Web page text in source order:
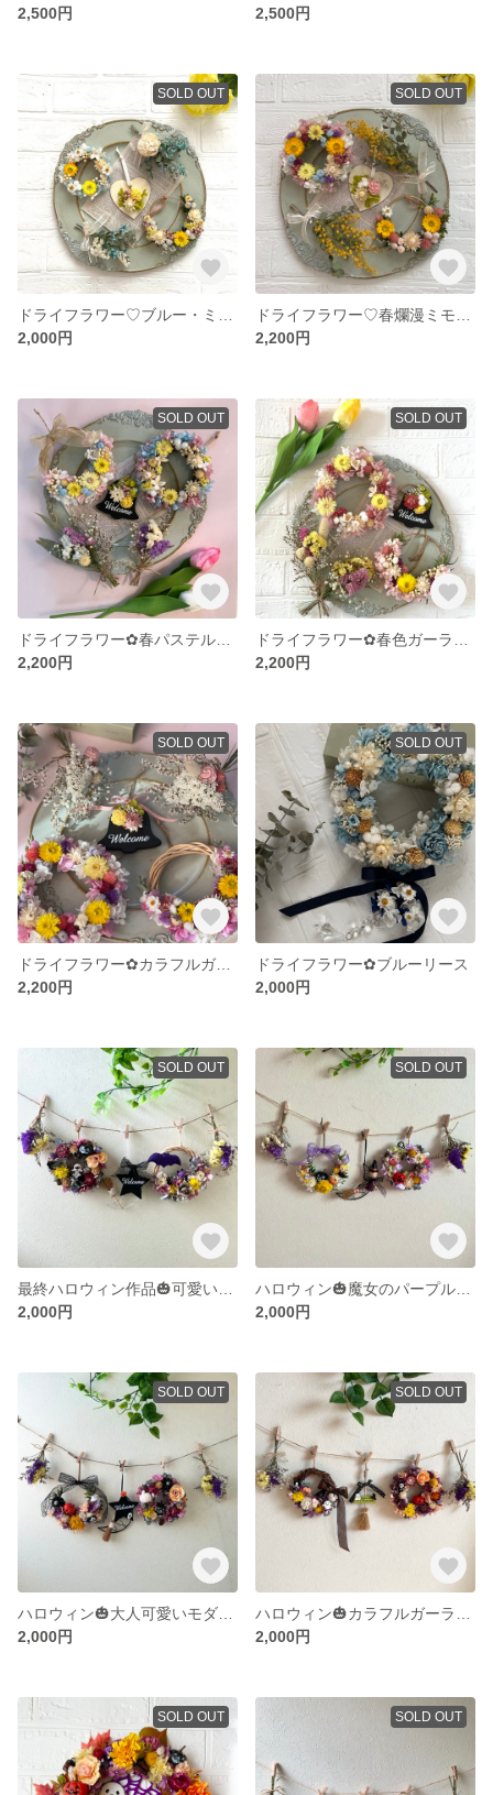
2,500円
2,500円
SOLD OUT
2,000円
SOLD OUT
2,200円
SOLD OUT
2,200円
SOLD OUT
2,200円
SOLD OUT
ドライフラワー✿カラフルガーランド♬
2,200円
SOLD OUT
ドライフラワー✿ブルーリース
2,000円
SOLD OUT
2,000円
SOLD OUT
2,000円
SOLD OUT
2,000円
SOLD OUT
2,000円
SOLD OUT SOLD OUT